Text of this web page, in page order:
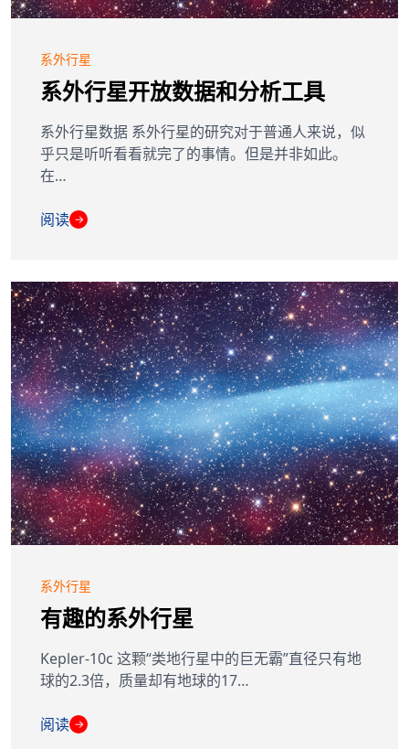
系外行星
系外行星开放数据和分析工具
系外行星数据 系外行星的研究对于普通人来说，似
乎只是听听看看就完了的事情。但是并非如此。
在…
阅读 →
系外行星
有趣的系外行星
Kepler-10c 这颗“类地行星中的巨无霸”直径只有地
球的2.3倍，质量却有地球的17…
阅读 →